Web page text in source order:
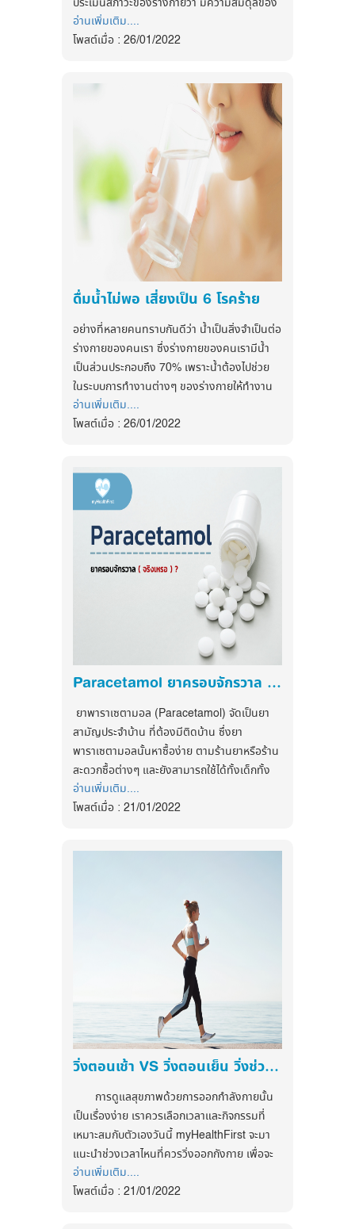
ไขมันจากสัตว์
โรคของต่อมไร้ท่อ เช่น เบาหวาน ไทรอยด์
ยาบางชนิด เช่น สเตียรอยด์ ฮอร์โมนเพศ (ยา
การตั้งครรภ์
การดื่มแอลกอฮอล์
ภาวะขาดการออกกำลังกาย
ผลข้างเคียงของไขมันในเลือดสูง
ภาวะที่มีระดับกลุ่มไขมัน LDL สูง ถือเป็นหนึ่งใน
ความเสี่ยงที่ทำให้เกิดโรคหลอดเลือดหัวใจ ซึ่งนำ
ไปสู่โรคหัวใจขาดเลือด และอัมพฤกษ์ อัมพาตจาก
ผู้ที่ควรตรวจระดับไขมันในเลือด
ควรตรวจเมื่ออายุเกิน 35 ปีขึ้นไป ถ้าปกติ และไม่
ได้มีปัจจัยเสี่ยงต่อการเกิดโรคหลอดเลือดตีบอื่นๆ
เช่น โรคเบาหวาน โรคความดันโลหิตสูง สูบบุหรี่
เลือดหัวใจและหลอดเลือดสมอง ควรตรวจซ้ำใน
อีก 5 ปีข้างหน้า หากมีปัจจัยเสี่ยงดังกล่าวแล้ว
และตรวจพบไขมันในเลือดปกติก็ตรวจซ้ำในอีก
1-3 ปี
ข้อควรปฏิบัติ เมื่อไขมันในเลือดสูง
ควบคุมอาหารที่มีคอเลสเตอรอลสูง เช่น ไข
มันสัตว์ สมองสัตว์ เครื่องในสัตว์ ไข่แดง
อาหารทะเล หอยนางรม ปลาหมึก กุ้ง หนัง
เป็ด หนังไก่ มะพร้าว อาหารที่มีกะทิ หากมี
ระดับไตรกลีเซอไรด์สูงด้วย
ควรระวังอาหารพวกแป้ง น้ำตาล เครื่องดื่มที่
มีรสหวาน ผลไม้รสหวานจัด
รับประทานอาหารประเภทเนื้อปลา เนื้อสัตว์ที่
ไม่ติดมัน นมพร่องมันเนย
หลีกเลี่ยงการดื่มสุรา เบียร์ เพราะแอลกอฮอล์
เพราะมีฤทธิ์สะสมไขมันตามเนื้อเยื่อ
เจียว ควรใช้น้ำมันจากพืชแทนน้ำมันจากสัตว์
บางชนิดที่ให้กากและใย เช่น คะน้า ฝรั่ง ส้ม
เม็ดแมงลัก ให้ร่างกายได้รับกากใยมากขึ้น
การออกกำลังกาย จะช่วยลดปริมาณไขมันใน
เลือดและเพิ่มระดับของ HDL ควรทำอย่างต่อ
เนื่องสัปดาห์ละ 3-4 ครั้ง ครั้งละ 20-30 นาที
การออกกำลังกายที่ดี เช่น การเดินเร็ว จ๊อก
กิ้ง เต้นรำ ขี่จักรยาน
งดสูบบุหรี่ เพราะจะทำให้ HDL ในเลือดต่ำลง
เพราะบุหรี่เป็นปัจจัยเสี่ยงต่อการเกิดโรคหัวใจ
ปรึกษาแพทย์ ติดตามผล การปฏิบัติตัวบาง
ระยะอาจต้องใช้ยาช่วยปรับระดับไขมันในเลือด
ติดตามข่าวสารสุขภาพและนวัตกรรมด้าน
ประเมินสภาวะของร่างกายว่า มีความสมดุลของ
น้ำหนักตัวต่อส่วนสูงอยู่ในเกณฑ์ที่เหมาะสมหรือ
ไม่
เราได้ทราบถึงรูปร่างและสัดส่วนแล้ว ยังทำให้เรา
ทราบถึงความเสี่ยงการเกิดโรคต่างๆ ได้จริงหรือ
แล้วค่าดัชนีมวลกายเป็นตัวบ่งชี้อะไรได้บ้าง จะมา
ค่า BMI สามารถใช้เป็นเครื่องมือคัดกรอง
เพื่อระบุผู้ที่มีน้ำหนักเกิน หรือภาวะอ้วนและผู้ที่มี
น้ำหนักต่ำกว่าเกณฑ์มาตรฐานในผู้ใหญ่ที่อายุ 20
ค่า BMI คำนวณจาก ค่าของน้ำหนักตัว
หน่วยเป็นกิโลกรัม หารด้วยส่วนสูงหน่วยเป็น
เมตร ยกกำลัง 2 และแสดงในหน่วย กก./
ค่า BMI < 18.5 อยู่ในเกณฑ์น้ำ
ค่า BMI 23-24.90 น้ำหนักเกิน
ค่า BMI 25-29.90 โรคอ้วนระดับที่ 1
วินิจฉัยว่ามีภาวะน้ำหนักเกินหรือเป็นโรคอ้วน ก็
อาจทำให้เสี่ยงต่อปัญหาสุขภาพมากมาย ได้แก่
โรคความดันโลหิตสูง ระดับคอเลสเตอรอลและ
ระดับไตรกลีเซอไรด์ในเลือดสูง โรคเบาหวานชนิด
ที่ 2 โรคหลอดเลือดหัวใจ โรคหลอดเลือดสมอง
โรคเกี่ยวกับถุงน้ำดี โรคข้อเข่าเสื่อม ภาวะการ
หยุดหายใจขณะหลับหรือปัญหาในการหายใจ และ
อย่างไรก็ตาม การแปลผลค่า BMI ใน
นักกีฬา นักเพาะกายที่มีมวลกล้ามเนื้อสูง หรือผู้
ป่วยโรคตับ ไต ที่มีภาวะบวมน้ำ อาจมีค่า BMI สูง
เมื่อทราบผลค่าดัชนีมวลกายแล้ว ต้อง
ปฏิบัติตัวเพื่อให้ห่างไกลโรค ดังนี้
1. เลือกการบริโภคอาหารและเครื่องดื่ม
โดยเลือกอาหารที่มีคุณค่าทางโภชนาการ โดย
เฉพาะ ธัญพืช ผัก และผลไม้ ไม่ควรรับประทาน
และเลือกดื่มน้ำเปล่าหรือ นมไขมันต่ำแทนน้ำ
หวาน น้ำอัดลม และเครื่องดื่มแอลกอฮอล์
2. การออกกำลังกาย ควรออกกำลังกาย
ด้วยกิจกรรมที่เหมาะสมกับสภาพร่างกายอย่าง
น้อย 150 – 300 นาที / สัปดาห์ ด้วยการเดิน วิ่ง
เต้นแอโรบิก ปั่นจักรยาน ว่ายน้ำ การออกกำลัง
กายเฉพาะส่วน อย่างการใช้เครื่องออกกำลังกาย
การยกน้ำหนักหรือออกกำลังกายแบบผสมผสาน
กันหลายประเภท การออกกำลังกายไม่ได้จำกัดแต่
ทำในชีวิตประจำวันให้เป็นการออกกำลังกายไปใน
เอง ลดการใช้สิ่งอำนวยความสะดวกลง เดินให้
อ่านเพิ่มเติม....
โพสต์เมื่อ : 26/01/2022
ดื่มน้ำไม่พอ เสี่ยงเป็น 6 โรคร้าย
อย่างที่หลายคนทราบกันดีว่า น้ำเป็นสิ่งจำเป็นต่อ
ร่างกายของคนเรา ซึ่งร่างกายของคนเรามีน้ำ
เป็นส่วนประกอบถึง 70% เพราะน้ำต้องไปช่วย
ในระบบการทำงานต่างๆ ของร่างกายให้ทำงาน
ได้ดีและมีประสิทธิภาพ การดื่มน้ำไม่เพียงพอ
ย่อมส่งผลกระทบต่อระบบการทำงานของ
สมองเสื่อม :
เสี่ยงต่อการเป็นโรคสมองเสื่อมได้ เพราะเมื่อ
ร่างกายของเราขาดน้ำ ปริมาณของน้ำใน
ร่างกายไม่เพียงพอในการเป็นส่วนหนึ่งของเลือด
ที่สูบฉีดไปทั่วร่างกาย เมื่อเลือดมีความข้นหนืด
มากขึ้น ทำให้หัวใจไม่สามารถสูบฉีดเลือดไปเลี้ยง
ที่สมองได้เพียงพอ จึงเป็นสาเหตุของอาการ
สมองเสื่อมได้นั่นเอง เพราะฉะนั้นหากคุณรู้สึกไม่
สดชื่น เนือยๆ คิดอะไรช้า ไม่กระฉับกระเฉง อึนๆ
มึนๆ นั่นอาจเป็นผลมาจากแค่การ “ดื่มน้ำน้อย
ริดสีดวงทวาร :แน่นอนที่สุดว่าหากร่างกายได้
รับน้ำไม่เพียงพอ ส่งผลไปถึงการย่อยในกระเพาะ
อาหารที่ทำได้ยากลำบากมากขึ้น และลำไส้ที่แห้ง
อาจทำให้เราไม่สามารถขับอุจจาระออกมาได้
เพราะอุจจาระอาจแห้งเกินไป เมื่อของเสียสะสม
อยู่ในลำไส้ ลำไส้ก็จะดูดซึมของเสียนั้นกลับเข้า
ร่างกายไปอีก ยิ่งทำให้เลือดมีของเสีย และข้น
ส่วนของร่างกาย รวมไปถึงหมอนรองกระดูก ซึ่ง
เป็นส่วนที่สำคัญ และเกิดอาการผิดปกติได้ง่าย มี
ส่วนประกอบเป็นน้ำมากถึง 80% ดังนั้นหากข้อ
ต่อหรือหมอนรองกระดูกแห้ง ไม่ชุ่มชื้นเพียงพอ
อาจทำให้ข้อต่อต่างๆ ดูดซับแรงกระแทกได้ไม่ดี
พอ จนเกิดอาการบาดเจ็บได้ง่าย หรืออาจอักเสบ
ได้ง่ายเมื่อต้องออกแรงเดิน ยก เหวี่ยง หรือ
แม้แต่ตอนออกกำลังกาย และยกน้ำหนัก
ทางเดินปัสสาวะอักเสบ/กระเพาะปัสสาวะอักเสบ :
ออกมา หรือไหลออกเพียงหยดสองหยด คุณอาจ
กำลังเป็นโรคทางเดินปัสสาวะอักเสบ หรือ
กระเพาะปัสสาวะอักเสบ อันเนื่องมาจากการดื่มน้ำ
ไม่เพียงพอ การติดเชื้อ และการกลั้นปัสสาวะ
อ่านเพิ่มเติม....
โพสต์เมื่อ : 26/01/2022
Paracetamol ยาครอบจักรวาล จริงเหรอ??
ยาพาราเซตามอล (Paracetamol) จัดเป็นยา
สามัญประจำบ้าน ที่ต้องมีติดบ้าน ซึ่งยา
พาราเซตามอลนั้นหาซื้อง่าย ตามร้านยาหรือร้าน
สะดวกซื้อต่างๆ และยังสามารถใช้ได้ทั้งเด็กทั้ง
ผู้ใหญ่ จัดเป็นยาที่ไม่อันตราย แต่หากกินผิดวิธีก็
อาจส่งผลเสียต่อร่างกายได้ ซึ่งวันนี้
สรรพคุณยาพาราเซตามอล (Paracetamol)
ยาพาราเซตามอลจัดเป็นยาในกลุ่มลดไข้
บรรเทาอาการปวดที่มีอาการเล็กน้อยถึงปาน
กลาง เช่น ปวดหัว ปวดท้อง ปวดฟัน เป็นต้น ซึ่ง
ยาพาราเซตามอลนั้นไม่สามารถช่วยบรรเทา
อาการปวดขั้นรุนแรงและไม่สามารถใช้เป็นยาแก้
อักเสบได้
หลักการทานยา
และเหมาะสม คือเป็นการทานแบบที่เหมาะกับ
น้ำหนักตัว ซึ่งจะต้อง
- กินยาห่างกันอย่างน้อย 4 ชั่วโมง
- ผู้ใหญ่ ทานครั้งละ 1-2 เม็ด และ หาก
ในเด็ก แนะนำให้ปรึกษาแพทย์หรือเภสัชกร
ก่อนรับประทานทุกครั้ง
อ่านเพิ่มเติม....
โพสต์เมื่อ : 21/01/2022
วิ่งตอนเช้า VS วิ่งตอนเย็น วิ่งช่วงเวลาไหนดีกว่า??
การดูแลสุขภาพด้วยการออกกำลังกายนั้น
เป็นเรื่องง่าย เราควรเลือกเวลาและกิจกรรมที่
เหมาะสมกับตัวเองวันนี้ myHealthFirst จะมา
แนะนำช่วงเวลาไหนที่ควรวิ่งออกกังกาย เพื่อจะ
ได้นำไปปรับใช้กันเพื่อให้ร่างกาย และสุขภาพที่
แข็งแรง
อ่านเพิ่มเติม....
โพสต์เมื่อ : 21/01/2022